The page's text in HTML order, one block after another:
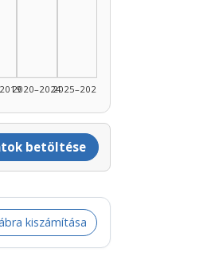
2020–20242025–2026
betöltése
kiszámítása